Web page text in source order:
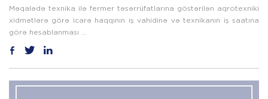
Məqalədə texnika ilə fermer təsərrüfatlarına göstərilən aqrotexniki
xidmətlərə görə icarə haqqının iş vahidinə və texnikanın iş saatına
görə hesablanması ...